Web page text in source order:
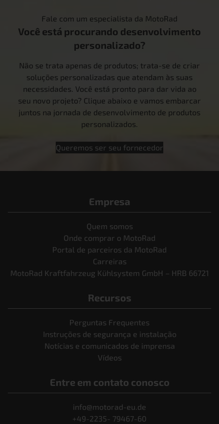
Fale com um especialista da MotoRad
Você está procurando desenvolvimento
personalizado?
Não se trata apenas de produtos; trata-se de criar
soluções personalizadas que atendam às suas
necessidades. Você está pronto para dar vida ao
seu novo projeto? Clique abaixo e vamos embarcar
juntos na jornada de desenvolvimento de produtos
personalizados.
Queremos ser seu fornecedor
Empresa
Quem somos
Onde comprar o MotoRad
Portal de parceiros da MotoRad
Carreiras
MotoRad Kraftfahrzeug Kühlsystem GmbH – HRB 66721
Recursos
Perguntas Frequentes
Instruções de segurança e instalação
Notícias e comunicados de imprensa
Vídeos
Entre em contato conosco
info@motorad-eu.de
+49-2235- 79467-60